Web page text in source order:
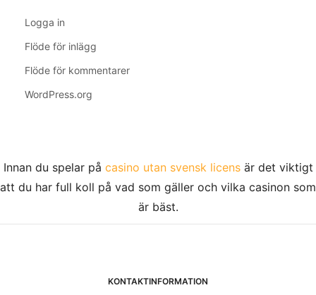
Logga in
Flöde för inlägg
Flöde för kommentarer
WordPress.org
Innan du spelar på casino utan svensk licensär det viktigt
att du har full koll på vad som gäller och vilka casinon som
är bäst.
KONTAKTINFORMATION